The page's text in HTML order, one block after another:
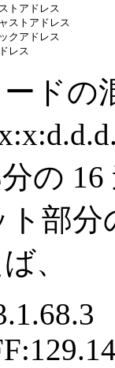
アドレス
トアドレス
アドレス
ード
分の
部
、